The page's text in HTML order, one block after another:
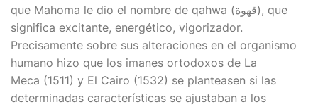
que Mahoma le dio el nombre de qahwa (قهوة), que
significa excitante, energético, vigorizador.
Precisamente sobre sus alteraciones en el organismo
humano hizo que los imanes ortodoxos de La
Meca (1511) y El Cairo (1532) se planteasen si las
determinadas características se ajustaban a los